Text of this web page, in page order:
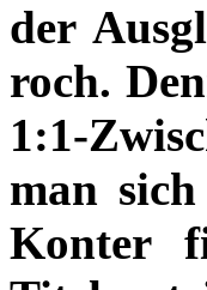
der
roch.
1:1-
man
Konter